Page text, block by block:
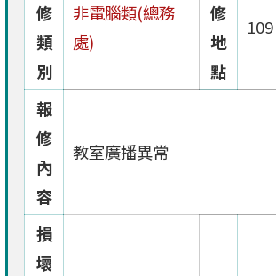
修
類
別
非電腦類(總務
處)
修
地
點
109
報
修
內
容
教室廣播異常
損
壞